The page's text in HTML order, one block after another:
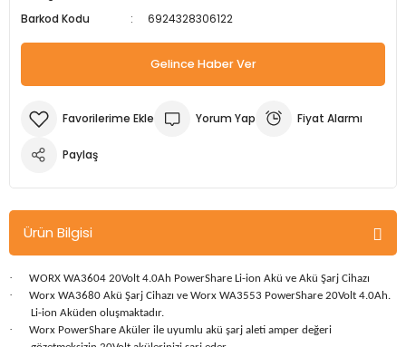
Köpek Elbiseleri
Köpek Kapıları
Köpek Kemikleri
Köpek Tasmaları
Kedi Oyuncakları
Kedi Sağlık Ürünleri
Kedi Şampuanları
Kedi Tırmalama Ürünleri
Kedi Tuvaleti ve Kum Kapları
Ürünleri İşkenceler ve Mengeneler
Kargaburun
Lokma Takımları
Testere
Döşeme Çivi Zımba Çakma
Elektrikli Tornavidalar
Kırıcı Deliciler/Kırıcılar
Barkod Kodu
6924328306122
Gelince Haber Ver
Yorum Yap Fiyat Alarmı
Paylaş
Ürün Bilgisi
· WORX WA3604 20Volt 4.0Ah PowerShare Li-ion Akü ve Akü Şarj Cihazı
·
Worx WA3680 Akü Şarj Cihazı ve Worx WA3553 PowerShare 20Volt 4.0Ah.
Li-ion Aküden oluşmaktadır.
·
Worx PowerShare Aküler ile uyumlu akü şarj aleti amper değeri